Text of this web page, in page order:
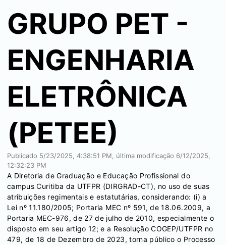
GRUPO PET -
ENGENHARIA
ELETRÔNICA
(PETEE)
Publicado 5/23/2025, 4:38:51 PM , última modificação 6/12/2025,
12:32:23 PM
A Diretoria de Graduação e Educação Profissional do
campus Curitiba da UTFPR (DIRGRAD-CT), no uso de suas
atribuições regimentais e estatutárias, considerando: (i) a
Lei nº 11.180/2005; Portaria MEC nº 591, de 18.06.2009, a
Portaria MEC-976, de 27 de julho de 2010, especialmente o
disposto em seu artigo 12; e a Resolução COGEP/UTFPR no
479, de 18 de Dezembro de 2023, torna público o Processo